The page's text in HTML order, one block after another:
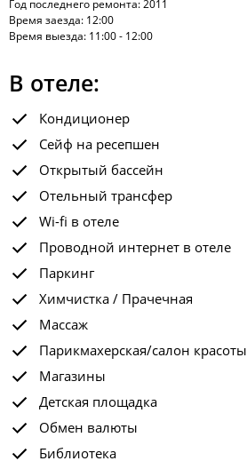
Год последнего ремонта: 2011
Время заезда: 12:00
Время выезда: 11:00 - 12:00
В отеле:
Кондиционер
Сейф на ресепшен
Открытый бассейн
Отельный трансфер
Wi-fi в отеле
Проводной интернет в отеле
Паркинг
Химчистка / Прачечная
Массаж
Парикмахерская/салон красоты
Магазины
Детская площадка
Обмен валюты
Библиотека